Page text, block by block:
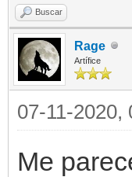
Buscar
Rage
Artífice
07-11-2020,
Me